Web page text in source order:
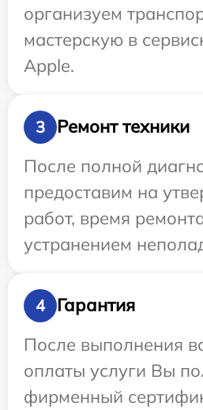
организуем
мастерскую в
Apple.
3
Ремонт техники
После полной
предоставим на
работ, время
устранением
4
Гарантия
После выполнения
оплаты услуги Вы
фирменный